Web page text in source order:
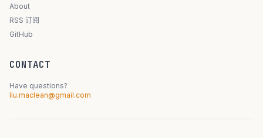
About
RSS 订阅
GitHub
CONTACT
Have questions?
liu.maclean@gmail.com